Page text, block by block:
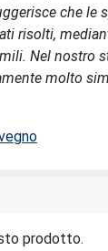
che
risolti,
Nel nostro
molto
prodotto.